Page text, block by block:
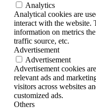
Analytics
Analytical cookies are
interact with the website.
information on metrics
traffic source, etc.
Advertisement
Advertisement
Advertisement cookies
relevant ads and
visitors across websites
customized ads.
Others